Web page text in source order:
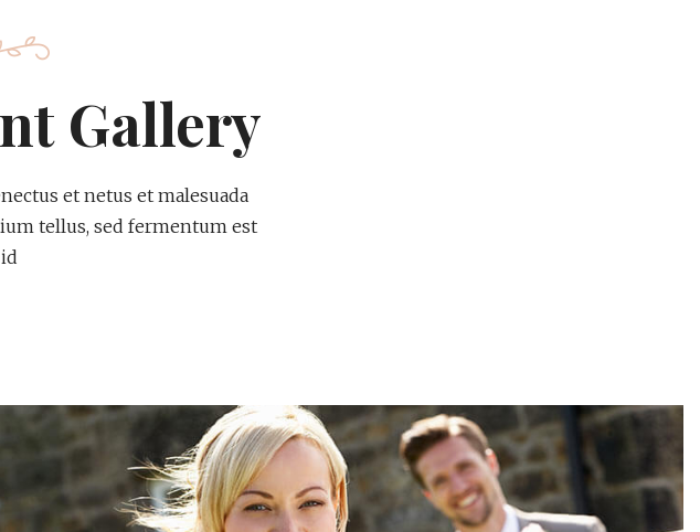
Gallery
et netus et malesuada
tellus, sed fermentum est